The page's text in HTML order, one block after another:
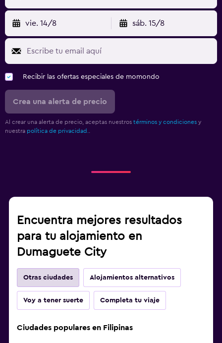
vie. 14/8 sáb. 15/8
Recibir las ofertas especiales de momondo
Crea una alerta de precio
Al crear una alerta de precio, aceptas nuestros términos y condiciones y
nuestra política de privacidad.
Encuentra mejores resultados
para tu alojamiento en
Dumaguete City
Otras ciudades Alojamientos alternativos
Voy a tener suerte Completa tu viaje
Ciudades populares en Filipinas